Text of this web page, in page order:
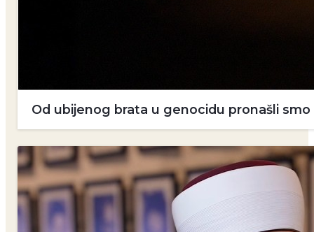
Od ubijenog brata u genocidu pronašli